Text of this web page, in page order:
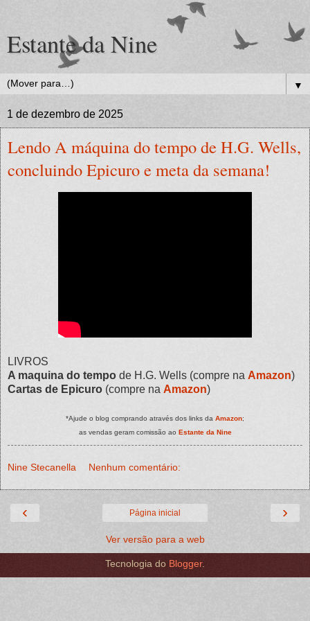
Estante da Nine
▼
1 de dezembro de 2025
Lendo A máquina do tempo de H.G. Wells,
concluindo Epicuro e meta da semana!
LIVROS
A maquina do tempo de H.G. Wells (compre na Amazon)
Cartas de Epicuro (compre na Amazon)
*Ajude o blog comprando através dos links da Amazon;
as vendas geram comissão ao Estante da Nine
Nine Stecanella Nenhum comentário:
‹ ›
Página inicial
Ver versão para a web
Tecnologia do Blogger.